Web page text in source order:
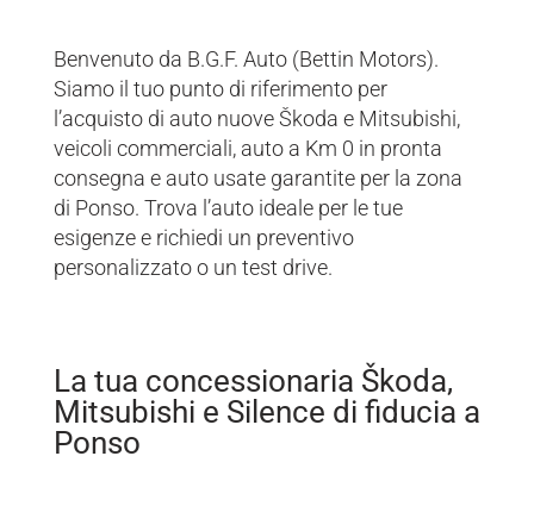
Benvenuto da B.G.F. Auto (Bettin Motors).
Siamo il tuo punto di riferimento per
l’acquisto di auto nuove Škoda e Mitsubishi,
veicoli commerciali, auto a Km 0 in pronta
consegna e auto usate garantite per la zona
di Ponso. Trova l’auto ideale per le tue
esigenze e richiedi un preventivo
personalizzato o un test drive.
La tua concessionaria Škoda,
Mitsubishi e Silence di fiducia a
Ponso